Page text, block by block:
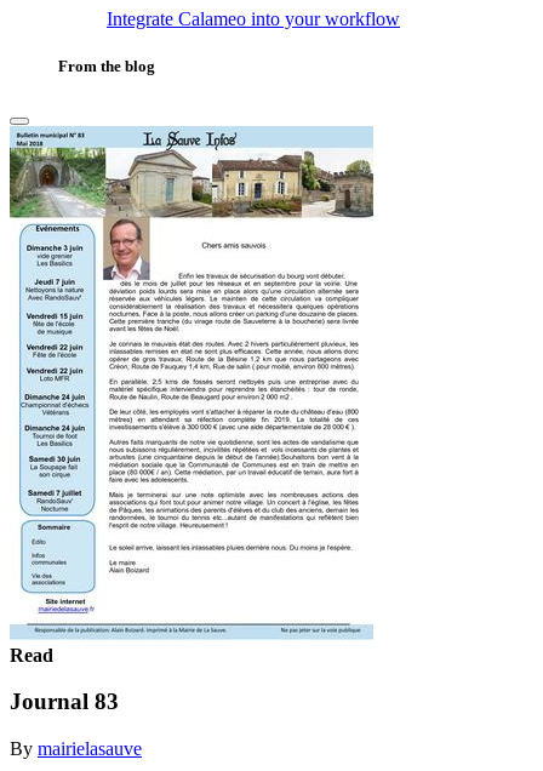
Integrate Calameo into your workflow
From the blog
Read
Journal 83
By mairielasauve